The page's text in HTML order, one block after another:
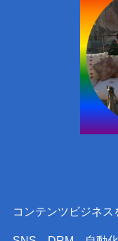
コンテンツビジネス